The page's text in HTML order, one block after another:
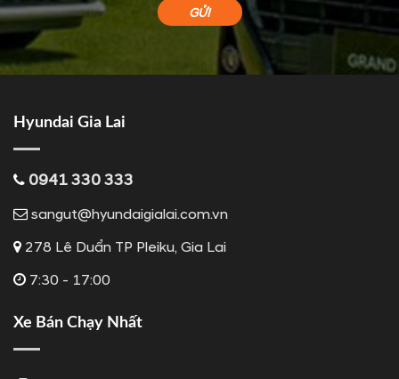
Hyundai Gia Lai
0941 330 333
sangut@hyundaigialai.com.vn
278 Lê Duẩn TP Pleiku, Gia Lai
7:30 - 17:00
Xe Bán Chạy Nhất